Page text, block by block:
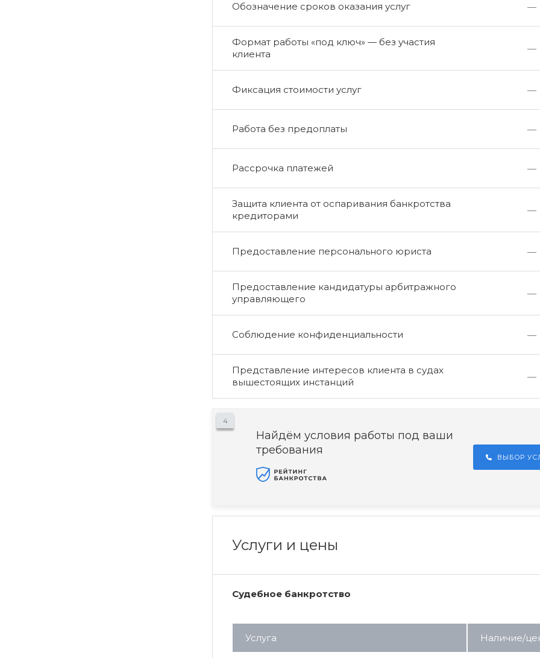
Обозначение сроков оказания услуг —
Формат работы «под ключ» — без участия
клиента
—
Фиксация стоимости услуг —
Работа без предоплаты —
Рассрочка платежей —
Защита клиента от оспаривания банкротства
кредиторами
—
Предоставление персонального юриста —
Предоставление кандидатуры арбитражного
управляющего
—
Соблюдение конфиденциальности —
Представление интересов клиента в судах
вышестоящих инстанций
—
4
Найдём условия работы под ваши
требования
ВЫБОР
Услуги и цены
Судебное банкротство
Услуга Наличие/